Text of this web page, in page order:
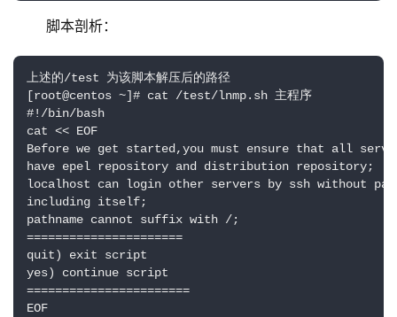
脚本剖析：
上述的/test 为该脚本解压后的路径
[root@centos ~]# cat /test/lnmp.sh 主程序
#!/bin/bash
cat << EOF
Before we get started,you must ensure that all
have epel repository and distribution repository;
localhost can login other servers by ssh without
including itself;
pathname cannot suffix with /;
======================
quit) exit script
yes) continue script
=======================
EOF